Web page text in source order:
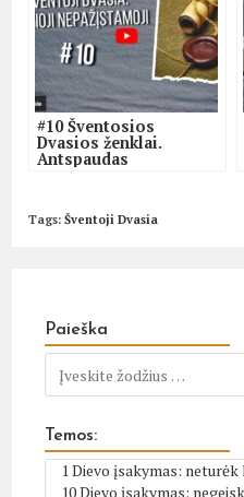
#10 Šventosios
Dvasios ženklai.
Antspaudas
Tags:Šventoji Dvasia
Paieška
Temos: